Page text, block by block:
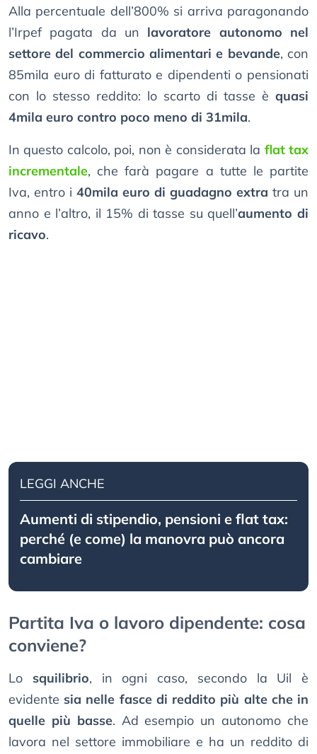
Alla percentuale dell’800% si arriva paragonando
l’Irpef pagata da un lavoratore autonomo nel
settore del commercio alimentari e bevande, con
85mila euro di fatturato e dipendenti o pensionati
con lo stesso reddito: lo scarto di tasse è quasi
4mila euro contro poco meno di 31mila.
In questo calcolo, poi, non è considerata la flat tax
incrementale, che farà pagare a tutte le partite
Iva, entro i 40mila euro di guadagno extra tra un
anno e l’altro, il 15% di tasse su quell’aumento di
ricavo.
LEGGI ANCHE
Aumenti di stipendio, pensioni e flat tax:
perché (e come) la manovra può ancora
cambiare
Partita Iva o lavoro dipendente: cosa
conviene?
Lo squilibrio, in ogni caso, secondo la Uil è
evidente sia nelle fasce di reddito più alte che in
quelle più basse. Ad esempio un autonomo che
lavora nel settore immobiliare e ha un reddito di